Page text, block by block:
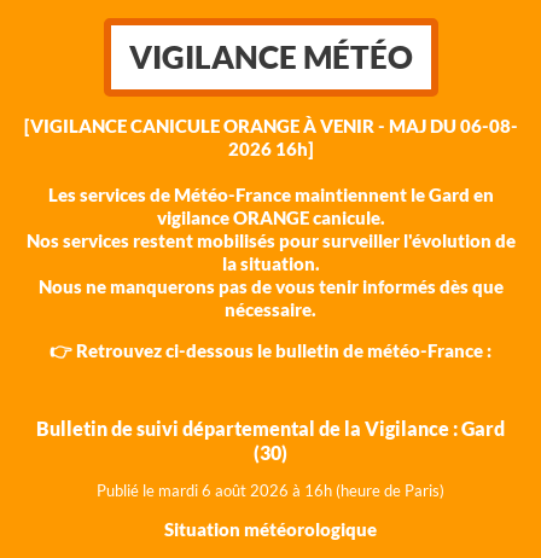
VIGILANCE MÉTÉO
[VIGILANCE CANICULE ORANGE À VENIR - MAJ DU 06-08-
2026 16h]
Les services de Météo-France maintiennent le Gard en
vigilance ORANGE canicule.
Nos services restent mobilisés pour surveiller l'évolution de
la situation.
Nous ne manquerons pas de vous tenir informés dès que
nécessaire.
👉 Retrouvez ci-dessous le bulletin de météo-France :
Bulletin de suivi départemental de la Vigilance : Gard
(30)
Publié le mardi 6 août 2026 à 16h (heure de Paris)
Situation météorologique